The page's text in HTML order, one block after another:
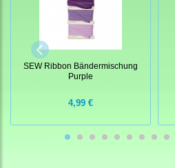
SEW Ribbon Bändermischung
Purple
4,99 €